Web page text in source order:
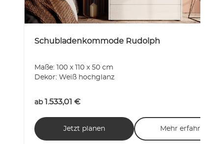
Schubladenkommode Rudolph
Maße: 100 x 110 x 50 cm
Dekor: Weiß hochglanz
ab 1.533,01 €
Jetzt planen Mehr erfahren